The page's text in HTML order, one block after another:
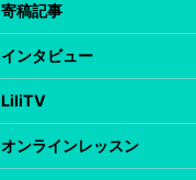
寄稿記事
インタビュー
LiliTV
オンラインレッスン